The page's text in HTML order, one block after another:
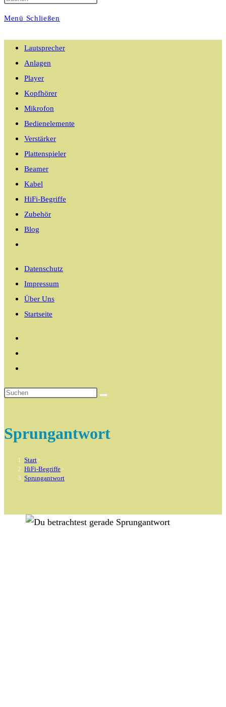
umschalten
Menü Schließen
Lautsprecher
Anlagen
Player
Kopfhörer
Mikrofon
Bedienelemente
Verstärker
Plattenspieler
Beamer
Kabel
HiFi-Begriffe
Zubehör
Blog
umschalten
Datenschutz
Impressum
Über Uns
Startseite
Sprungantwort
Start>
HiFi-Begriffe>
Sprungantwort